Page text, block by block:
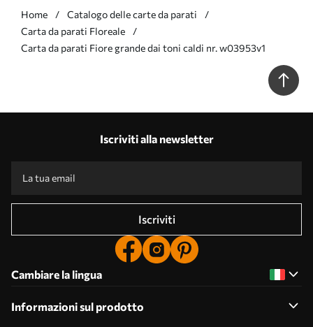
Home
Catalogo delle carte da parati
Carta da parati Floreale
Carta da parati Fiore grande dai toni caldi nr. w03953v1
Iscriviti alla newsletter
Iscriviti
Cambiare la lingua
Informazioni sul prodotto